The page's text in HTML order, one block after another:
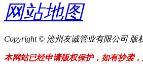
网站地图
Copyright © 沧州友诚管业有限公司 版
本网站已经申请版权保护，如有抄袭